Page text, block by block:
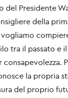
del Presidente
della
tra il passato e
la propria
del proprio